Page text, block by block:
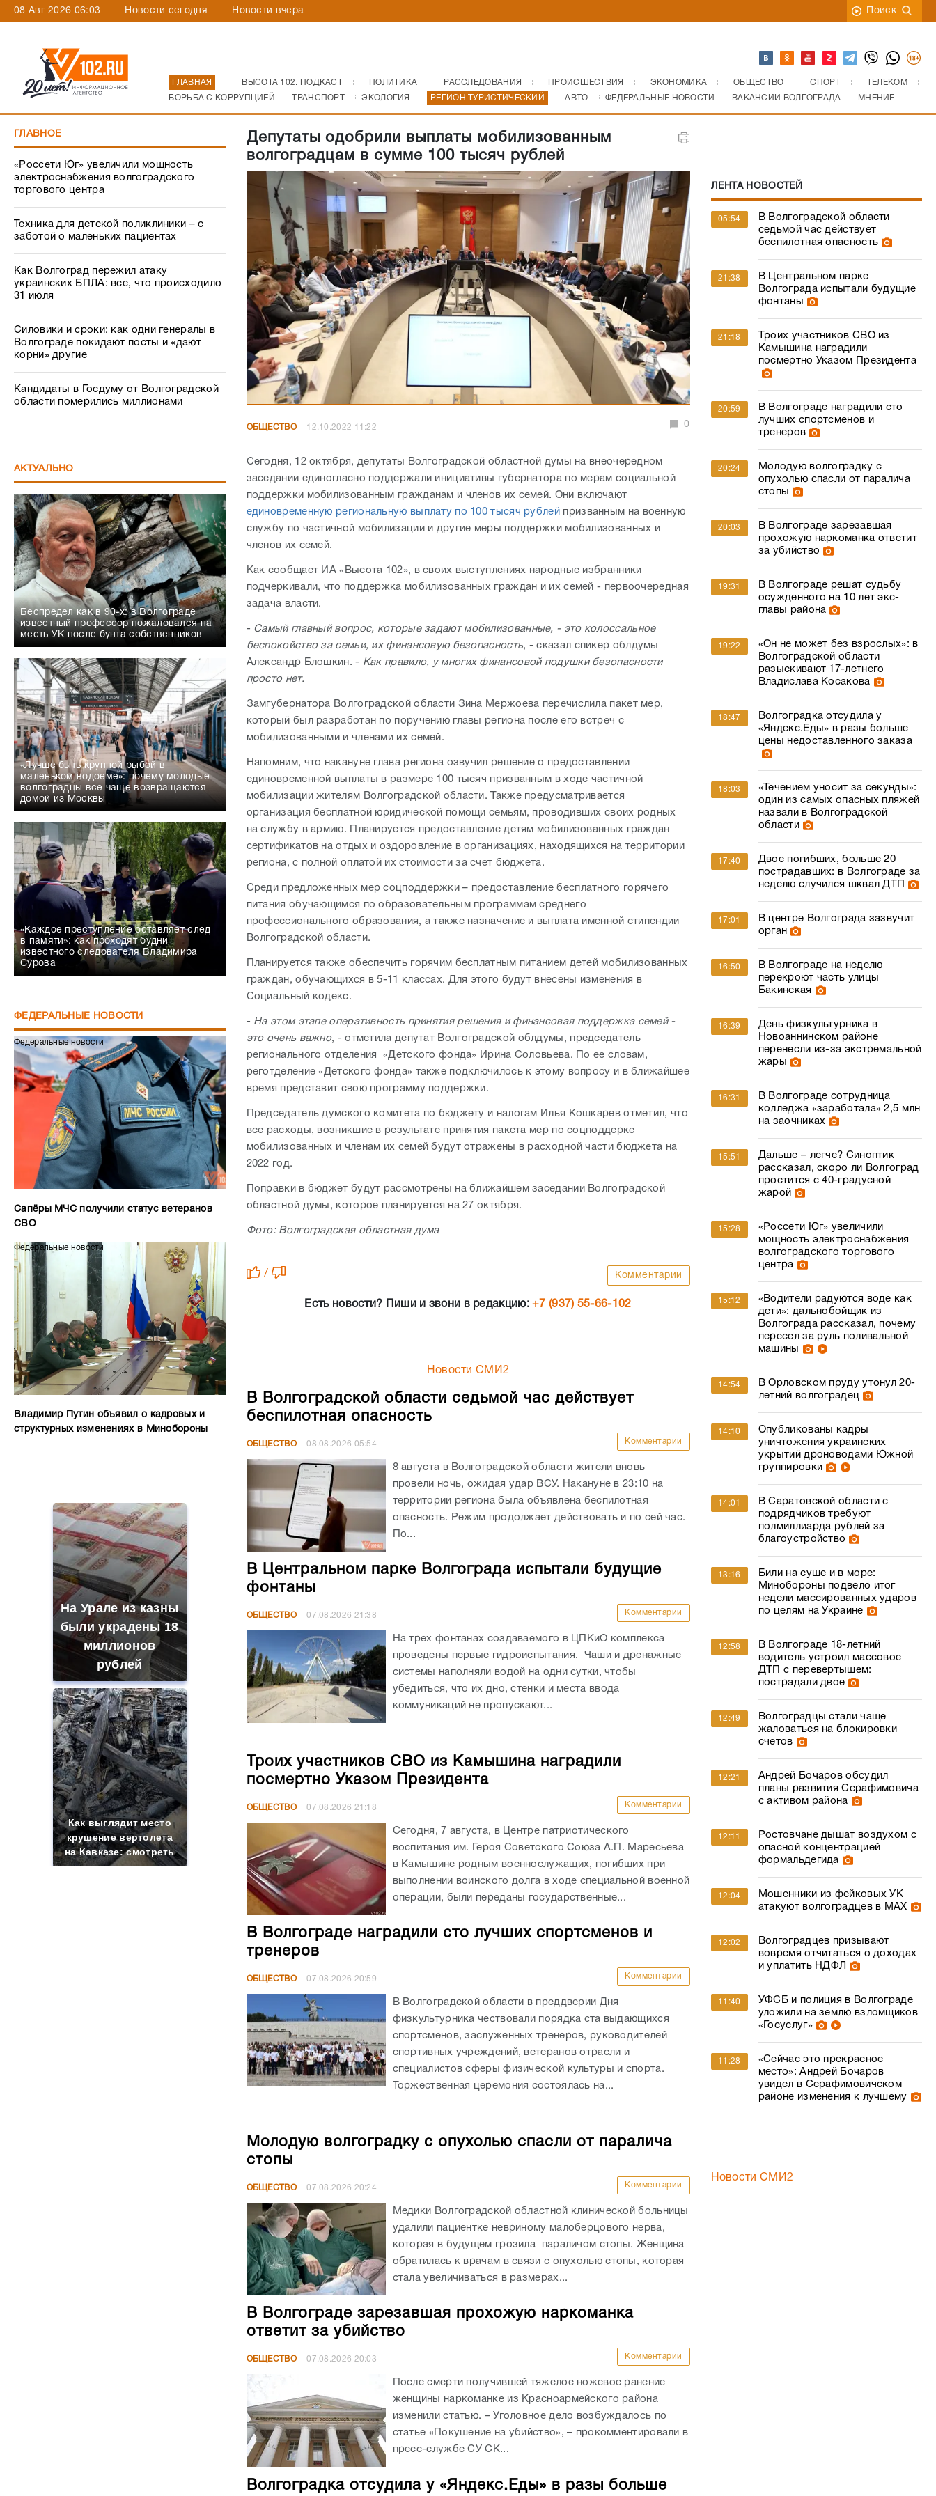
08 Авг 2026 06:03 Новости сегодня Новости вчера Поиск
ГЛАВНАЯ ВЫСОТА 102. ПОДКАСТ ПОЛИТИКА РАССЛЕДОВАНИЯ ПРОИСШЕСТВИЯ ЭКОНОМИКА ОБЩЕСТВО СПОРТ
ТЕЛЕКОМ
БОРЬБА С КОРРУПЦИЕЙ
ТРАНСПОРТ ЭКОЛОГИЯ РЕГИОН ТУРИСТИЧЕСКИЙ АВТО ФЕДЕРАЛЬНЫЕ НОВОСТИ ВАКАНСИИ ВОЛГОГРАДА МНЕНИЕ
ГЛАВНОЕ
«Россети Юг» увеличили мощность
электроснабжения волгоградского
торгового центра
Техника для детской поликлиники – с
заботой о маленьких пациентах
Как Волгоград пережил атаку
украинских БПЛА: все, что происходило
31 июля
Силовики и сроки: как одни генералы в
Волгограде покидают посты и «дают
корни» другие
Кандидаты в Госдуму от Волгоградской
области померились миллионами
АКТУАЛЬНО
Беспредел как в 90-х: в Волгограде
известный профессор пожаловался на
месть УК после бунта собственников
«Лучше быть крупной рыбой в
маленьком водоеме»: почему молодые
волгоградцы все чаще возвращаются
домой из Москвы
«Каждое преступление оставляет след
в памяти»: как проходят будни
известного следователя Владимира
Сурова
ФЕДЕРАЛЬНЫЕ НОВОСТИ
Федеральные новости
Сапёры МЧС получили статус ветеранов
СВО
Федеральные новости
Владимир Путин объявил о кадровых и
структурных изменениях в Минобороны
На Урале из казны
были украдены 18
миллионов
рублей
Как выглядит место
крушение вертолета
на Кавказе: смотреть
Депутаты одобрили выплаты мобилизованным
волгоградцам в сумме 100 тысяч рублей
ОБЩЕСТВО 12.10.2022 11:22 0
Сегодня, 12 октября, депутаты Волгоградской областной думы на внеочередном
заседании единогласно поддержали инициативы губернатора по мерам социальной
поддержки мобилизованным гражданам и членов их семей. Они включают
единовременную региональную выплату по 100 тысяч рублей призванным на военную
службу по частичной мобилизации и другие меры поддержки мобилизованных и
членов их семей.
Как сообщает ИА «Высота 102», в своих выступлениях народные избранники
подчеркивали, что поддержка мобилизованных граждан и их семей - первоочередная
задача власти.
- Самый главный вопрос, которые задают мобилизованные, - это колоссальное
беспокойство за семьи, их финансовую безопасность, - сказал спикер облдумы
Александр Блошкин. - Как правило, у многих финансовой подушки безопасности
просто нет.
Замгубернатора Волгоградской области Зина Мержоева перечислила пакет мер,
который был разработан по поручению главы региона после его встреч с
мобилизованными и членами их семей.
Напомним, что накануне глава региона озвучил решение о предоставлении
единовременной выплаты в размере 100 тысяч призванным в ходе частичной
мобилизации жителям Волгоградской области. Также предусматривается
организация бесплатной юридической помощи семьям, проводивших своих родных
на службу в армию. Планируется предоставление детям мобилизованных граждан
сертификатов на отдых и оздоровление в организациях, находящихся на территории
региона, с полной оплатой их стоимости за счет бюджета.
Среди предложенных мер соцподдержки – предоставление бесплатного горячего
питания обучающимся по образовательным программам среднего
профессионального образования, а также назначение и выплата именной стипендии
Волгоградской области.
Планируется также обеспечить горячим бесплатным питанием детей мобилизованных
граждан, обучающихся в 5-11 классах. Для этого будут внесены изменения в
Социальный кодекс.
- На этом этапе оперативность принятия решения и финансовая поддержка семей -
это очень важно, - отметила депутат Волгоградской облдумы, председатель
регионального отделения «Детского фонда» Ирина Соловьева. По ее словам,
реготделение «Детского фонда» также подключилось к этому вопросу и в ближайшее
время представит свою программу поддержки.
Председатель думского комитета по бюджету и налогам Илья Кошкарев отметил, что
все расходы, возникшие в результате принятия пакета мер по соцподдерке
мобилизованных и членам их семей будут отражены в расходной части бюджета на
2022 год.
Поправки в бюджет будут рассмотрены на ближайшем заседании Волгоградской
областной думы, которое планируется на 27 октября.
Фото: Волгоградская областная дума
/ Комментарии
Есть новости? Пиши и звони в редакцию:+7 (937) 55-66-102
Новости СМИ2
В Волгоградской области седьмой час действует
беспилотная опасность
ОБЩЕСТВО 08.08.2026 05:54 Комментарии
8 августа в Волгоградской области жители вновь
провели ночь, ожидая удар ВСУ. Накануне в 23:10 на
территории региона была объявлена беспилотная
опасность. Режим продолжает действовать и по сей час.
По...
В Центральном парке Волгограда испытали будущие
фонтаны
ОБЩЕСТВО 07.08.2026 21:38 Комментарии
На трех фонтанах создаваемого в ЦПКиО комплекса
проведены первые гидроиспытания. Чаши и дренажные
системы наполняли водой на одни сутки, чтобы
убедиться, что их дно, стенки и места ввода
коммуникаций не пропускают...
Троих участников СВО из Камышина наградили
посмертно Указом Президента
ОБЩЕСТВО 07.08.2026 21:18 Комментарии
Сегодня, 7 августа, в Центре патриотического
воспитания им. Героя Советского Союза А.П. Маресьева
в Камышине родным военнослужащих, погибших при
выполнении воинского долга в ходе специальной военной
операции, были переданы государственные...
В Волгограде наградили сто лучших спортсменов и
тренеров
ОБЩЕСТВО 07.08.2026 20:59 Комментарии
В Волгоградской области в преддверии Дня
физкультурника чествовали порядка ста выдающихся
спортсменов, заслуженных тренеров, руководителей
спортивных учреждений, ветеранов отрасли и
специалистов сферы физической культуры и спорта.
Торжественная церемония состоялась на...
Молодую волгоградку с опухолью спасли от паралича
стопы
ОБЩЕСТВО 07.08.2026 20:24 Комментарии
Медики Волгоградской областной клинической больницы
удалили пациентке невриному малоберцового нерва,
которая в будущем грозила параличом стопы. Женщина
обратилась к врачам в связи с опухолью стопы, которая
стала увеличиваться в размерах...
В Волгограде зарезавшая прохожую наркоманка
ответит за убийство
ОБЩЕСТВО 07.08.2026 20:03 Комментарии
После смерти получившей тяжелое ножевое ранение
женщины наркоманке из Красноармейского района
изменили статью. – Уголовное дело возбуждалось по
статье «Покушение на убийство», – прокомментировали в
пресс-службе СУ СК...
Волгоградка отсудила у «Яндекс.Еды» в разы больше
ЛЕНТА НОВОСТЕЙ
05:54
В Волгоградской области
седьмой час действует
беспилотная опасность
21:38
В Центральном парке
Волгограда испытали будущие
фонтаны
21:18
Троих участников СВО из
Камышина наградили
посмертно Указом Президента
20:59
В Волгограде наградили сто
лучших спортсменов и
тренеров
20:24
Молодую волгоградку с
опухолью спасли от паралича
стопы
20:03
В Волгограде зарезавшая
прохожую наркоманка ответит
за убийство
19:31
В Волгограде решат судьбу
осужденного на 10 лет экс-
главы района
19:22
«Он не может без взрослых»: в
Волгоградской области
разыскивают 17-летнего
Владислава Косакова
18:47
Волгоградка отсудила у
«Яндекс.Еды» в разы больше
цены недоставленного заказа
18:03
«Течением уносит за секунды»:
один из самых опасных пляжей
назвали в Волгоградской
области
17:40
Двое погибших, больше 20
пострадавших: в Волгограде за
неделю случился шквал ДТП
17:01
В центре Волгограда зазвучит
орган
16:50
В Волгограде на неделю
перекроют часть улицы
Бакинская
16:39
День физкультурника в
Новоаннинском районе
перенесли из-за экстремальной
жары
16:31
В Волгограде сотрудница
колледжа «заработала» 2,5 млн
на заочниках
15:51
Дальше – легче? Синоптик
рассказал, скоро ли Волгоград
простится с 40-градусной
жарой
15:28
«Россети Юг» увеличили
мощность электроснабжения
волгоградского торгового
центра
15:12
«Водители радуются воде как
дети»: дальнобойщик из
Волгограда рассказал, почему
пересел за руль поливальной
машины
14:54
В Орловском пруду утонул 20-
летний волгоградец
14:10
Опубликованы кадры
уничтожения украинских
укрытий дроноводами Южной
группировки
14:01
В Саратовской области с
подрядчиков требуют
полмиллиарда рублей за
благоустройство
13:16
Били на суше и в море:
Минобороны подвело итог
недели массированных ударов
по целям на Украине
12:58
В Волгограде 18-летний
водитель устроил массовое
ДТП с перевертышем:
пострадали двое
12:49
Волгоградцы стали чаще
жаловаться на блокировки
счетов
12:21
Андрей Бочаров обсудил
планы развития Серафимовича
с активом района
12:11
Ростовчане дышат воздухом с
опасной концентрацией
формальдегида
12:04
Мошенники из фейковых УК
атакуют волгоградцев в МАХ
12:02
Волгоградцев призывают
вовремя отчитаться о доходах
и уплатить НДФЛ
11:40
УФСБ и полиция в Волгограде
уложили на землю взломщиков
«Госуслуг»
11:28
«Сейчас это прекрасное
место»: Андрей Бочаров
увидел в Серафимовичском
районе изменения к лучшему
Новости СМИ2